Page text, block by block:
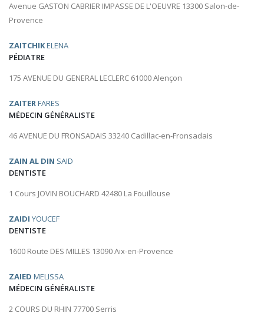
Avenue GASTON CABRIER IMPASSE DE L'OEUVRE 13300 Salon-de-
Provence
ZAITCHIKELENA
PÉDIATRE
175 AVENUE DU GENERAL LECLERC 61000 Alençon
ZAITERFARES
MÉDECIN GÉNÉRALISTE
46 AVENUE DU FRONSADAIS 33240 Cadillac-en-Fronsadais
ZAIN AL DIN SAID
DENTISTE
1 Cours JOVIN BOUCHARD 42480 La Fouillouse
ZAIDI YOUCEF
DENTISTE
1600 Route DES MILLES 13090 Aix-en-Provence
ZAIED MELISSA
MÉDECIN GÉNÉRALISTE
2 COURS DU RHIN 77700 Serris